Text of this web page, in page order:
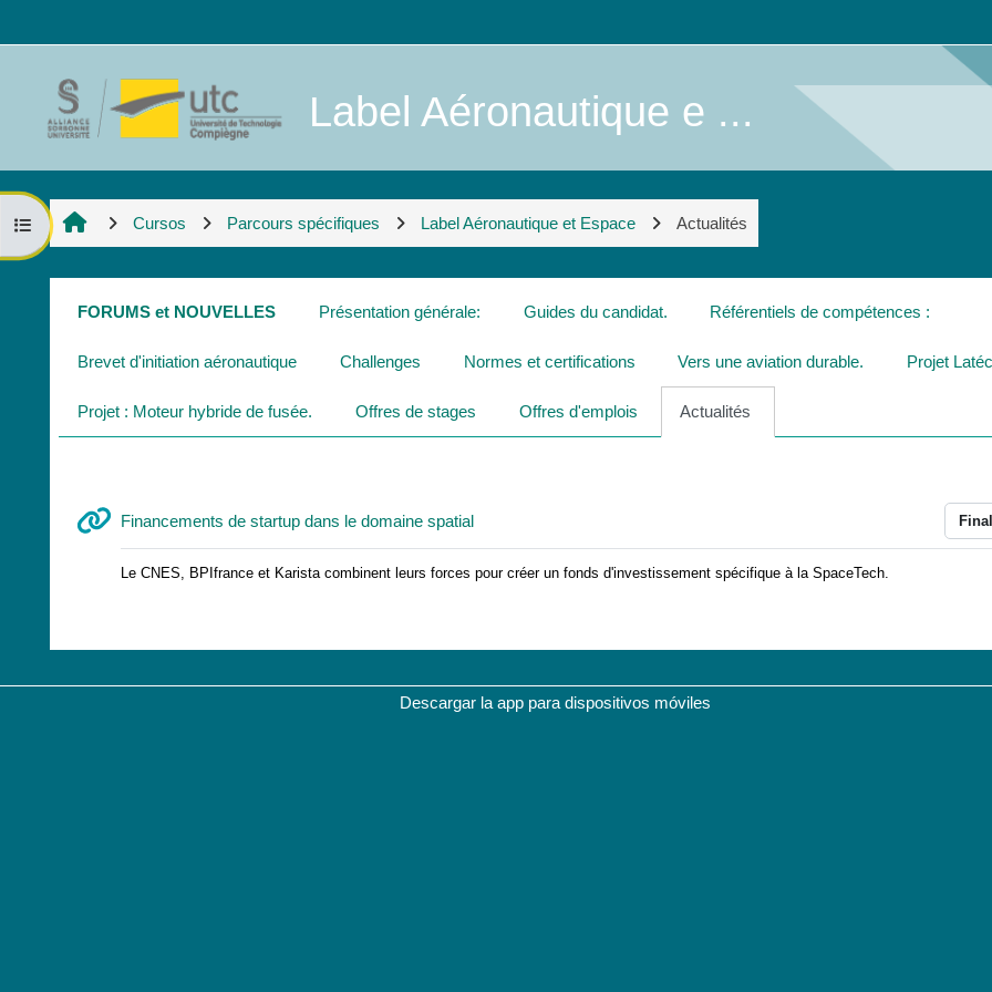
Label Aéronautique e ...
Abrir índice del curso
Cursos Parcours spécifiques Label Aéronautique et Espace Actualités
Perfilado de sección
FORUMS et NOUVELLES Présentation générale: Guides du candidat. Référentiels de compétences :
Brevet d'initiation aéronautique Challenges Normes et certifications Vers une aviation durable. Projet
Projet : Moteur hybride de fusée. Offres de stages Offres d'emplois Actualités
Financements de startup dans le domaine spatialURL
Le CNES, BPIfrance et Karista combinent leurs forces pour créer un fonds d'investissement spécifique à la SpaceTech.
Descargar la app para dispositivos móviles